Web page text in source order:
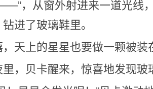
，从窗外射进来一道光线
进了玻璃鞋里。
，天上的星星也要做一颗被装
里，贝卡醒来，惊喜地发现玻